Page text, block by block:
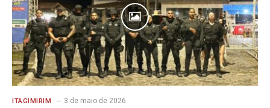
ITAGIMIRIM 3 de maio de 2026